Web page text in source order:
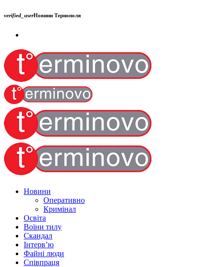
verified_userНовини Тернополя
Новини
Оперативно
Кримінал
Освіта
Воїни тилу
Скандал
Інтерв’ю
Файні люди
Співпраця